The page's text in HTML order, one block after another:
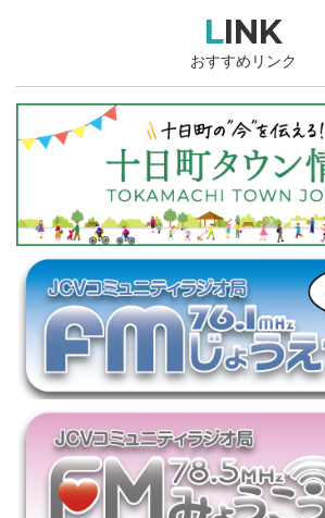
LINK
おすすめリンク